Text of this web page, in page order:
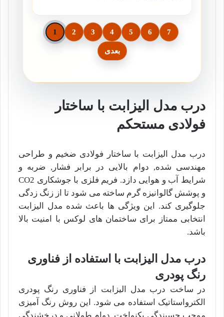
1 2 3 4 5 6 7
بعدی
درب مدل الیزابت با ساختار
فولادی مستحکم
درب مدل الیزابت با ساختار فولادی ضخیم و طراحی
مهندسی شده, دوام بالایی در برابر فشار, ضربه و
شرایط آب و هوایی دازد. فریم فلزی با جوشکاری CO2
و پوشش گالوانیزه گرم ساخته می شود تا از زنگ زدگی
جلوگیری کند. این ویژگی ها باعث شده مدل الیزابت
انتخابی ممتاز برای ساختمان های لوکس با امنیت بالا
باشد.
درب مدل الیزابت با استفاده از فناوری
رنگ پودری
در ساخت درب مدل الیزابت از فناوری رنگ پودری
الکترواستاتیک استفاده می شود. این روش رنگ آمیزی